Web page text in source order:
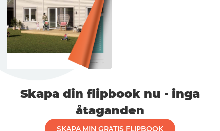
Skapa din flipbook nu - inga
åtaganden
SKAPA MIN GRATIS FLIPBOOK